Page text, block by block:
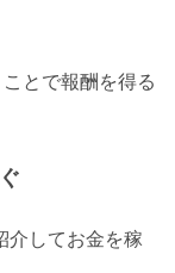
とで報酬を得る
介してお金を稼